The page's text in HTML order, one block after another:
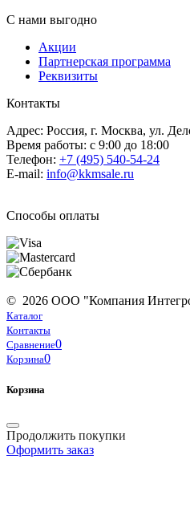
С нами выгодно
Акции
Партнерская программа
Реквизиты
Контакты
Адрес: Россия, г. Москва, ул.
Время работы: с 9:00 до 18:00
Телефон: +7 (495) 540-54-24
E-mail: info@kkmsale.ru
Способы оплаты
© 2026 ООО "Компания
Каталог
Контакты
Сравнение0
Корзина0
Корзина
Продолжить покупки
Оформить заказ